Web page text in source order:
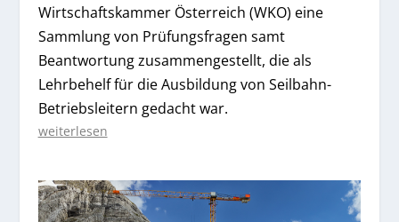
Wirtschaftskammer Österreich (WKO) eine
Sammlung von Prüfungsfragen samt
Beantwortung zusammengestellt, die als
Lehrbehelf für die Ausbildung von Seilbahn-
Betriebsleitern gedacht war.
weiterlesen